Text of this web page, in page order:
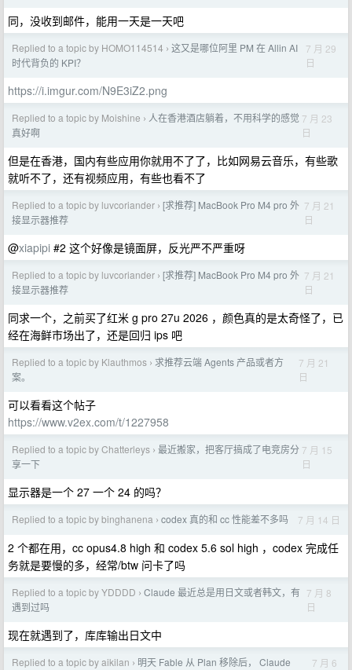
同，没收到邮件，能用一天是一天吧
Replied to a topic by HOMO114514 › 这又是哪位阿里 PM 在 Allin AI
时代背负的 KPI？
7 月 29
日
https://i.imgur.com/N9E3iZ2.png
Replied to a topic by Moishine › 人在香港酒店躺着，不用科学的感觉
真好啊
7 月 23
日
但是在香港，国内有些应用你就用不了了，比如网易云音乐，有些歌
就听不了，还有视频应用，有些也看不了
Replied to a topic by luvcoriander › [求推荐] MacBook Pro M4 pro 外
接显示器推荐
7 月 21
日
@xiapipi #2 这个好像是镜面屏，反光严不严重呀
Replied to a topic by luvcoriander › [求推荐] MacBook Pro M4 pro 外
接显示器推荐
7 月 21
日
同求一个，之前买了红米 g pro 27u 2026 ，颜色真的是太奇怪了，已
经在海鲜市场出了，还是回归 ips 吧
Replied to a topic by Klauthmos › 求推荐云端 Agents 产品或者方
案。
7 月 21
日
可以看看这个帖子
https://www.v2ex.com/t/1227958
Replied to a topic by Chatterleys › 最近搬家，把客厅搞成了电竞房分
享一下
7 月 15
日
显示器是一个 27 一个 24 的吗？
Replied to a topic by binghanena › codex 真的和 cc 性能差不多吗 7 月 14 日
2 个都在用，cc opus4.8 high 和 codex 5.6 sol high ，codex 完成任
务就是要慢的多，经常/btw 问卡了吗
Replied to a topic by YDDDD › Claude 最近总是用日文或者韩文，有
遇到过吗
7 月 8
日
现在就遇到了，库库输出日文中
Replied to a topic by aikilan › 明天 Fable 从 Plan 移除后， Claude
7 月 6